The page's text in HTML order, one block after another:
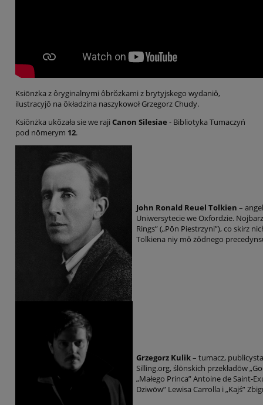
Ksiōnżka z ôryginalnymi ôbrŏzkami z brytyjskego wydaniŏ,
ilustracyjŏ na ôkładzina naszykowoł Grzegorz Chudy.
Ksiōnżka ukŏzała sie we raji Canon Silesiae - Bibliotyka Tumaczyń
pod nōmerym 12.
John Ronald Reuel Tolkien –
Uniwersytecie we Oxfordzie.
Rings” („Pōn Piestrzyni”), co skirz
Tolkiena niy mŏ żŏdnego
Grzegorz Kulik– tumacz,
Silling.org, ślōnskich przekładōw
„Małego Princa” Antoine de Saint-
Dziwōw” Lewisa Carrolla i „Kajś”